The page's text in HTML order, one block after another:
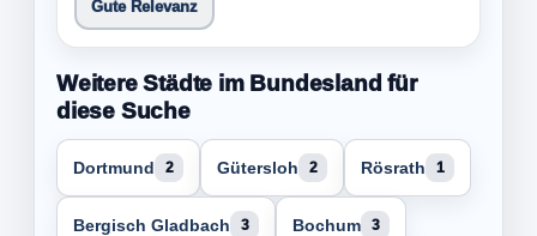
Gute Relevanz
Weitere Städte im Bundesland für
diese Suche
Dortmund 2 Gütersloh 2 Rösrath 1
Bergisch Gladbach 3 Bochum 3